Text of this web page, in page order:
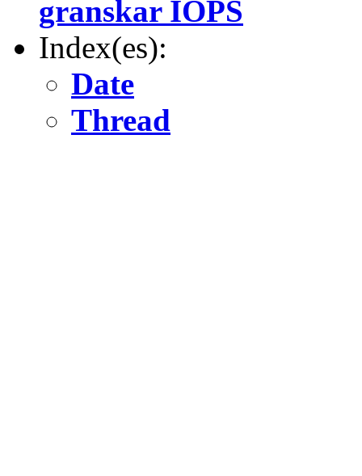
granskar IOPS
Index(es):
Date
Thread